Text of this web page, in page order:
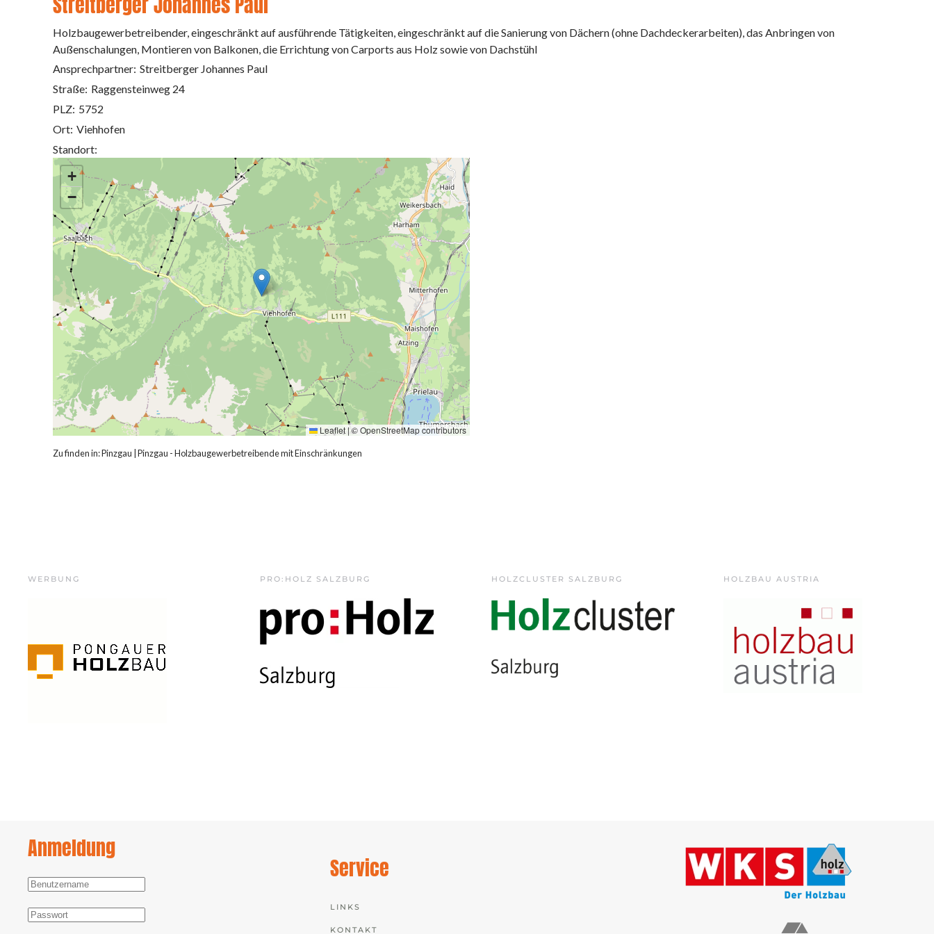
Holzbaugewerbetreibender, eingeschränkt auf ausführende Tätigkeiten, eingeschränkt auf die Sanierung von Dächern (ohne Dachdeckerarbeiten), das Anbringen von
Außenschalungen, Montieren von Balkonen, die Errichtung von Carports aus Holz sowie von Dachstühl
Ansprechpartner: Streitberger Johannes Paul
Straße: Raggensteinweg 24
PLZ: 5752
Ort: Viehhofen
Standort:
+
−
Leaflet|©OpenStreetMapcontributors
Zu finden in:Pinzgau |Pinzgau - Holzbaugewerbetreibende mit Einschränkungen
WERBUNG PRO:HOLZ SALZBURG HOLZCLUSTER SALZBURG HOLZBAU AUSTRIA
Anmeldung
Service
LINKS
KONTAKT